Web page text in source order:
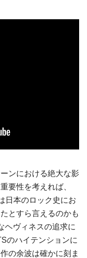
ンにおける絶大な影
要性を考えれば、
日本のロック史にお
とすら言えるのかも
ヘヴィネスの追求に
のハイテンションに
の余波は確かに刻ま